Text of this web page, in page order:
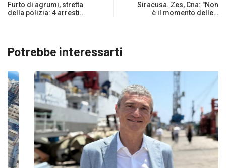
Furto di agrumi, stretta
della polizia: 4 arresti…
Siracusa. Zes, Cna: "Non
è il momento delle…
Potrebbe interessarti